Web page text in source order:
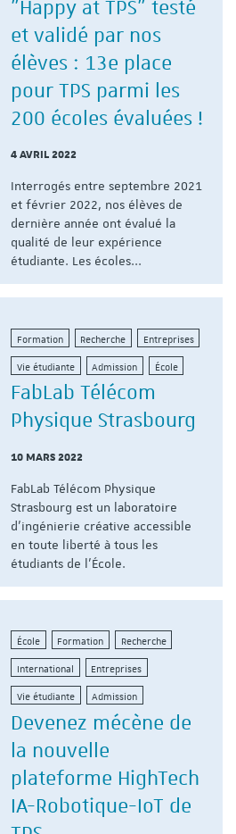
"Happy at TPS" testé
et validé par nos
élèves : 13e place
pour TPS parmi les
200 écoles évaluées !
4 AVRIL 2022
Interrogés entre septembre 2021
et février 2022, nos élèves de
dernière année ont évalué la
qualité de leur expérience
étudiante. Les écoles...
Formation Recherche Entreprises
Vie étudiante Admission École
FabLab Télécom
Physique Strasbourg
10 MARS 2022
FabLab Télécom Physique
Strasbourg est un laboratoire
d’ingénierie créative accessible
en toute liberté à tous les
étudiants de l’École.
École Formation Recherche
International Entreprises
Vie étudiante Admission
Devenez mécène de
la nouvelle
plateforme HighTech
IA-Robotique-IoT de